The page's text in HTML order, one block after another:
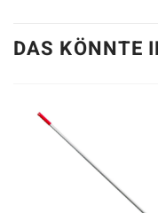
DAS KÖNNTE